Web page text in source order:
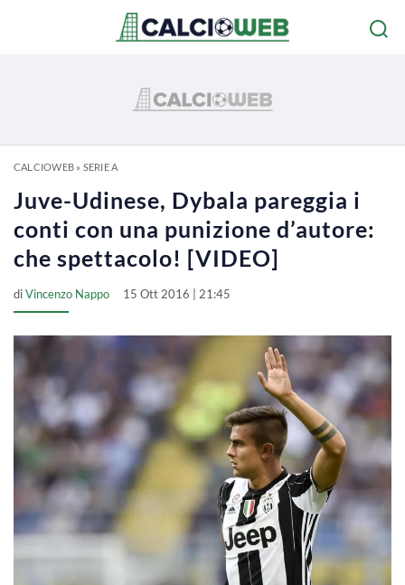
CALCIOWEB» SERIE A
Juve-Udinese, Dybala pareggia i
conti con una punizione d’autore:
che spettacolo! [VIDEO]
diVincenzo Nappo 15 Ott 2016 | 21:45